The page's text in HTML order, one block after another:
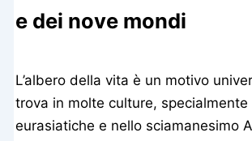
e dei nove mondi
L’albero della vita è un motivo
trova in molte culture, specialmente
eurasiatiche e nello sciamanesimo